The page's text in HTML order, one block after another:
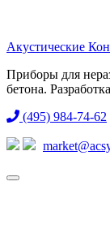
Акустические
Приборы для
бетона.
(495) 984-74-62
Toggle